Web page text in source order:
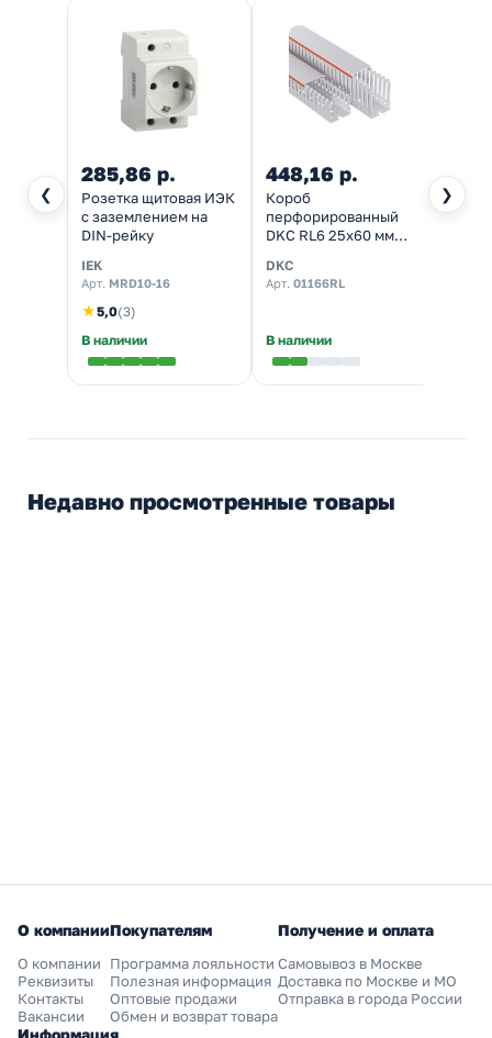
❮ ❯
285,86 р.
Розетка щитовая ИЭК
с заземлением на
DIN-рейку
IEK
Арт. MRD10-16
★5,0(3)
В наличии
448,16 р.
Короб
перфорированный
DKC RL6 25x60 мм
DKC
Арт. 01166RL
В наличии
275А
Недавно просмотренные товары
О компании
О компании
Реквизиты
Контакты
Вакансии
Покупателям
Программа лояльности
Полезная информация
Оптовые продажи
Обмен и возврат товара
Получение и оплата
Самовывоз в Москве
Доставка по Москве и МО
Отправка в города России